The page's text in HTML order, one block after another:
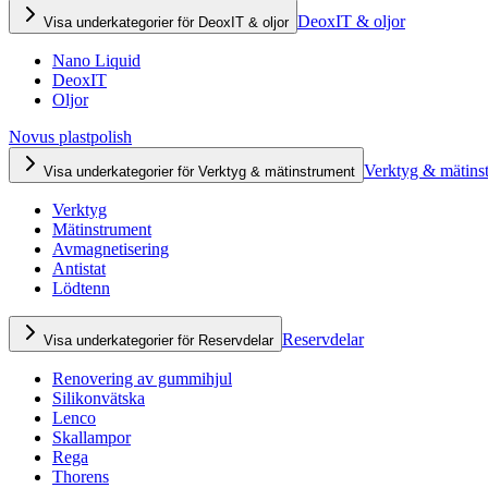
Visa underkategorier för DeoxIT & oljor DeoxIT & oljor
Nano Liquid
DeoxIT
Oljor
Novus plastpolish
Visa underkategorier för Verktyg & mätinstrument Verktyg &
Verktyg
Mätinstrument
Avmagnetisering
Antistat
Lödtenn
Visa underkategorier för Reservdelar Reservdelar
Renovering av gummihjul
Silikonvätska
Lenco
Skallampor
Rega
Thorens